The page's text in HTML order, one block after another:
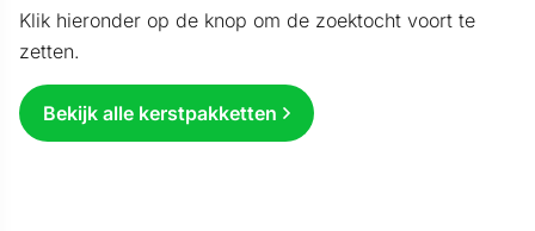
Klik hieronder op de knop om de zoektocht voort te
zetten.
Bekijk alle kerstpakketten